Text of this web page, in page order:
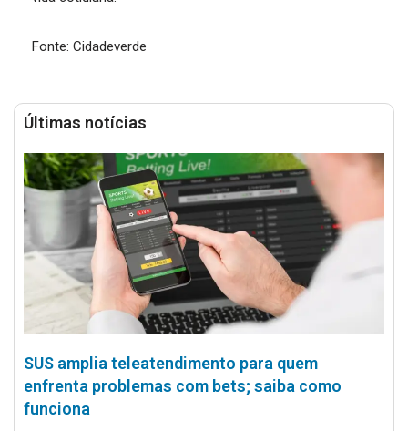
Fonte: Cidadeverde
Últimas notícias
SUS amplia teleatendimento para quem
enfrenta problemas com bets; saiba como
funciona